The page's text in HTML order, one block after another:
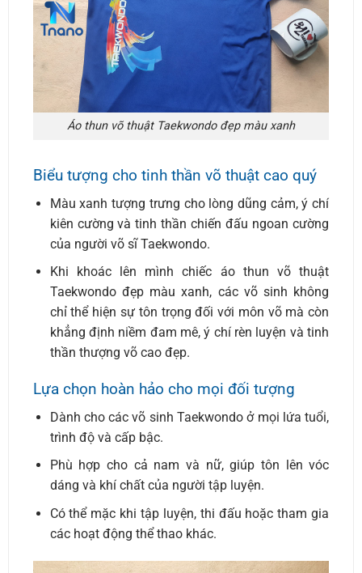
Áo thun võ thuật Taekwondo đẹp màu xanh
Biểu tượng cho tinh thần võ thuật cao quý
Màu xanh tượng trưng cho lòng dũng cảm, ý chí
kiên cường và tinh thần chiến đấu ngoan cường
của người võ sĩ Taekwondo.
Khi khoác lên mình chiếc áo thun võ thuật
Taekwondo đẹp màu xanh, các võ sinh không
chỉ thể hiện sự tôn trọng đối với môn võ mà còn
khẳng định niềm đam mê, ý chí rèn luyện và tinh
thần thượng võ cao đẹp.
Lựa chọn hoàn hảo cho mọi đối tượng
Dành cho các võ sinh Taekwondo ở mọi lứa tuổi,
trình độ và cấp bậc.
Phù hợp cho cả nam và nữ, giúp tôn lên vóc
dáng và khí chất của người tập luyện.
Có thể mặc khi tập luyện, thi đấu hoặc tham gia
các hoạt động thể thao khác.